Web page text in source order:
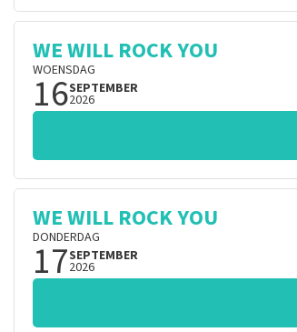
WE WILL ROCK YOU
WOENSDAG
16SEPTEMBER
2026
WE WILL ROCK YOU
DONDERDAG
17SEPTEMBER
2026